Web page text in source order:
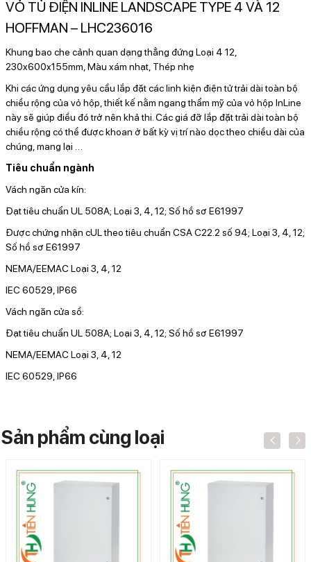
VỎ TỦ ĐIỆN INLINE LANDSCAPE TYPE 4 VÀ 12
HOFFMAN – LHC236016
Khung bao che cảnh quan dạng thẳng đứng Loại 4 12,
230x600x155mm, Màu xám nhạt, Thép nhẹ
Khi các ứng dụng yêu cầu lắp đặt các linh kiện điện tử trải dài toàn bộ
chiều rộng của vỏ hộp, thiết kế nằm ngang thẩm mỹ của vỏ hộp InLine
này sẽ giúp điều đó trở nên khả thi. Các giá đỡ lắp đặt trải dài toàn bộ
chiều rộng có thể được khoan ở bất kỳ vị trí nào dọc theo chiều dài của
chúng, mang lại
Tiêu chuẩn ngành
Vách ngăn cửa kín:
Đạt tiêu chuẩn UL 508A; Loại 3, 4, 12; Số hồ sơ E61997
Được chứng nhận cUL theo tiêu chuẩn CSA C22.2 số 94; Loại 3, 4, 12;
Số hồ sơ E61997
NEMA/EEMAC Loại 3, 4, 12
IEC 60529, IP66
Vách ngăn cửa sổ:
Đạt tiêu chuẩn UL 508A; Loại 3, 4, 12; Số hồ sơ E61997
NEMA/EEMAC Loại 3, 4, 12
IEC 60529, IP66
Sản phẩm cùng loại